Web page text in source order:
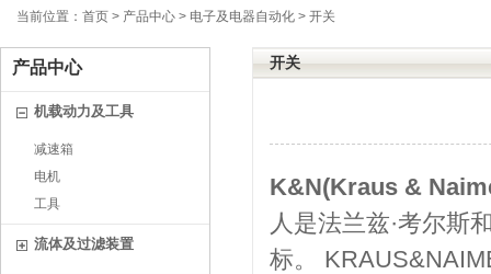
当前位置： 首页 > 产品中心 > 电子及电器自动化 > 开关
产品中心
机载动力及工具
减速箱
电机
工具
流体及过滤装置
开关
K&N(Kraus &
人是法兰兹·考尔斯
标。